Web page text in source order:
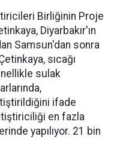
Birliğinin Proje
Diyarbakır'ın
Samsun'dan sonra
sıcağı
sulak
ifade
en fazla
yapılıyor. 21 bin